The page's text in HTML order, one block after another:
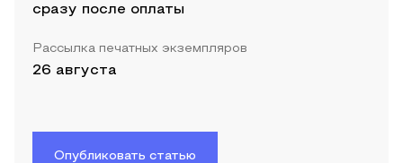
сразу после оплаты
Рассылка печатных экземпляров
26 августа
Опубликовать статью